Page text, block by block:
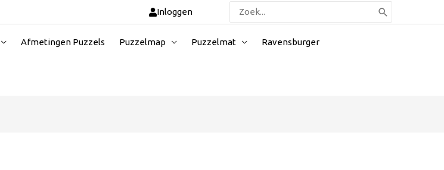
Inloggen
Zoeken
naar:
Afmetingen Puzzels Puzzelmap Puzzelmat Ravensburger